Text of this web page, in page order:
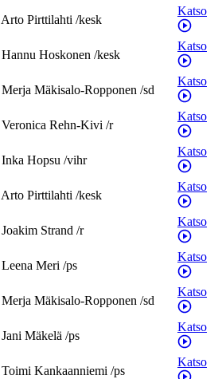
Arto Pirttilahti /kesk
Katso
Hannu Hoskonen /kesk
Katso
Merja Mäkisalo-Ropponen /sd
Katso
Veronica Rehn-Kivi /r
Katso
Inka Hopsu /vihr
Katso
Arto Pirttilahti /kesk
Katso
Joakim Strand /r
Katso
Leena Meri /ps
Katso
Merja Mäkisalo-Ropponen /sd
Katso
Jani Mäkelä /ps
Katso
Toimi Kankaanniemi /ps
Katso